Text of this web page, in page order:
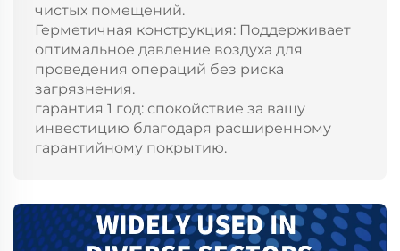
чистых помещений.
Герметичная конструкция: Поддерживает
оптимальное давление воздуха для
проведения операций без риска
загрязнения.
гарантия 1 год: спокойствие за вашу
инвестицию благодаря расширенному
гарантийному покрытию.